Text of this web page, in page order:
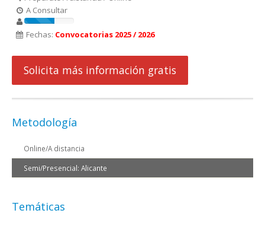
A Consultar
Fechas: Convocatorias 2025 / 2026
Solicita más información gratis
Metodología
Online/A distancia
Semi/Presencial: Alicante
Temáticas